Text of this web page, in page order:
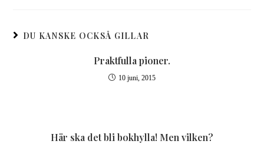
DU KANSKE OCKSÅ GILLAR
Praktfulla pioner.
10 juni, 2015
Här ska det bli bokhylla! Men vilken?